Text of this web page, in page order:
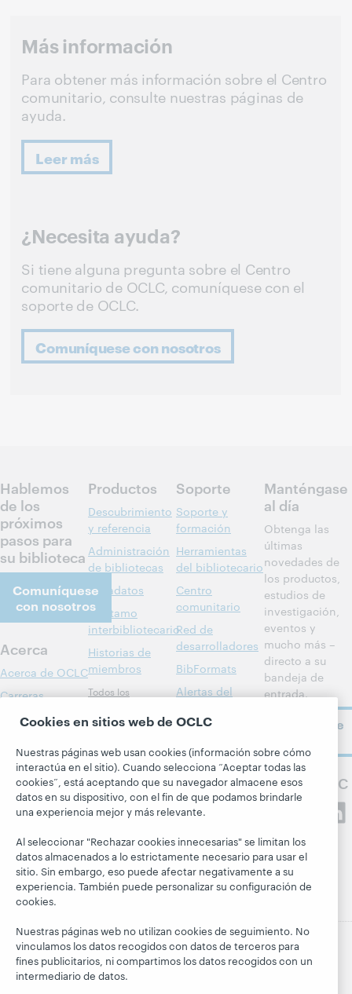
Más información
Para obtener más información sobre el Centro
comunitario, consulte nuestras páginas de
ayuda.
Leer más
¿Necesita ayuda?
Si tiene alguna pregunta sobre el Centro
comunitario de OCLC, comuníquese con el
soporte de OCLC.
Comuníquese con nosotros
Hablemos
de los
próximos
pasos para
su biblioteca
Comuníquese
con nosotros
Acerca
Acerca de OCLC
Carreras
Respeto y
Aspectos
financieros
Dirección
Membresía
Trust Center
Productos
Descubrimiento
y referencia
Administración
de bibliotecas
Metadatos
Préstamo
interbibliotecario
Historias de
miembros
Todos los
servicios »
Aprenda
Investigación
WebJunction
Eventos
Seminarios web
a la carta
Soporte
Soporte y
formación
Herramientas
del bibliotecario
Centro
comunitario
Red de
desarrolladores
BibFormats
Alertas del
Blogs
Blog Next
El blog Hanging
Together
President's
Manténgase
al día
Obtenga las
últimas
novedades de
los productos,
estudios de
investigación,
eventos y
mucho más –
directo a su
bandeja de
entrada.
Suscríbase
Siga a OCLC
Cookies en sitios web de OCLC
Nuestras páginas web usan cookies (información sobre cómo
interactúa en el sitio). Cuando selecciona “Aceptar todas las
cookies”, está aceptando que su navegador almacene esos
datos en su dispositivo, con el fin de que podamos brindarle
una experiencia mejor y más relevante.
Al seleccionar "Rechazar cookies innecesarias" se limitan los
datos almacenados a lo estrictamente necesario para usar el
sitio. Sin embargo, eso puede afectar negativamente a su
experiencia. También puede personalizar su configuración de
cookies.
Nuestras páginas web no utilizan cookies de seguimiento. No
vinculamos los datos recogidos con datos de terceros para
fines publicitarios, ni compartimos los datos recogidos con un
intermediario de datos.